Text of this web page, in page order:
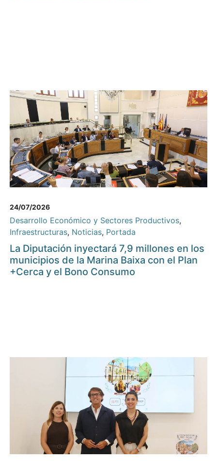
24/07/2026
Desarrollo Económico y Sectores Productivos,
Infraestructuras, Noticias, Portada
La Diputación inyectará 7,9 millones en los
municipios de la Marina Baixa con el Plan
+Cerca y el Bono Consumo